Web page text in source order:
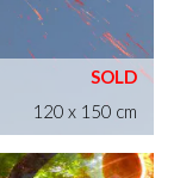
120 x 150 cm